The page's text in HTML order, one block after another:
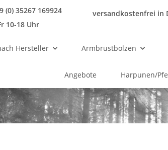
(0) 35267 169924
10-18 Uhr
versandkostenfrei in
Hersteller Armbrustbolzen
Angebote Harpunen/